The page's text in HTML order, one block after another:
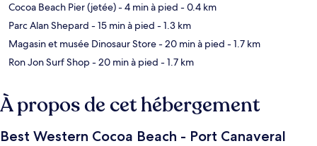
Cocoa Beach Pier (jetée)- 4 min à pied - 0.4 km
Parc Alan Shepard - 15 min à pied - 1.3 km
Magasin et musée Dinosaur Store- 20 min à pied - 1.7 km
Ron Jon Surf Shop- 20 min à pied - 1.7 km
À propos de cet hébergement
Best Western Cocoa Beach - Port Canaveral